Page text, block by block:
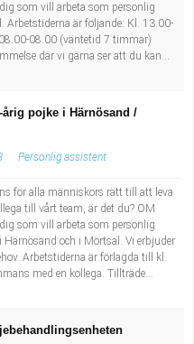
som vill arbeta som personlig
Arbetstiderna är följande: Kl. 13.00-
08.00 (väntetid 7 timmar)
där vi gärna ser att du kan...
pojke i Härnösand /
Personlig assistent
för alla människors rätt till att leva
till vårt team, är det du? OM
som vill arbeta som personlig
och i Mörtsal. Vi erbjuder
Arbetstiderna är förlagda till kl.
med en kollega. Tillträde...